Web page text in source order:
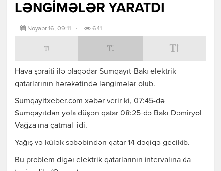
LƏNGİMƏLƏR YARATDI
Noyabr 16, 09:11 • 641
Hava şəraiti ilə əlaqədar Sumqayıt-Bakı elektrik
qatarlarının hərəkətində ləngimələr olub.
Sumqayitxeber.com xəbər verir ki, 07:45-də
Sumqayıtdan yola düşən qatar 08:25-də Bakı Dəmiryol
Vağzalına çatmalı idi.
Yağış və külək səbəbindən qatar 14 dəqiqə gecikib.
Bu problem digər elektrik qatarlarının intervalına da